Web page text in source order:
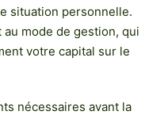
situation personnelle.
mode de gestion, qui
votre capital sur le
nécessaires avant la